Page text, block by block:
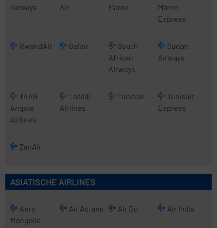
Airways Air Maroc
Maroc
Express
RwandAir Safair
South
African
Airways
Sudan
Airways
TAAG
Angola
Airlines
Tassili
Airlines
Tunisair
Tunisair
Express
ZanAir
ASIATISCHE AIRLINES
Aero
Mongolia
Air Astana Air Do Air India